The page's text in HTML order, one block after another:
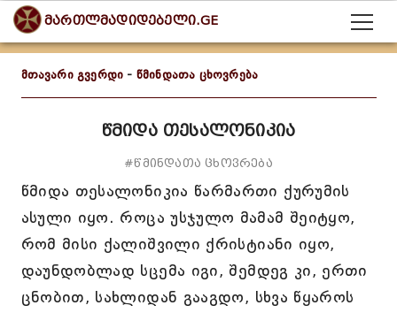
მართლმადიდებელი.GE
მთავარი გვერდი - წმინდათა ცხოვრება
წმიდა თესალონიკია
#წმინდათა ცხოვრება
წმიდა თესალონიკია წარმართი ქურუმის
ასული იყო. როცა უსჯულო მამამ შეიტყო,
რომ მისი ქალიშვილი ქრისტიანი იყო,
დაუნდობლად სცემა იგი, შემდეგ კი, ერთი
ცნობით, სახლიდან გააგდო, სხვა წყაროს